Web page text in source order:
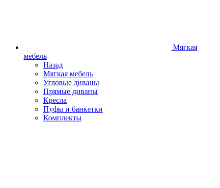
Мягкая
мебель
Назад
Мягкая мебель
Угловые диваны
Прямые диваны
Кресла
Пуфы и банкетки
Комплекты